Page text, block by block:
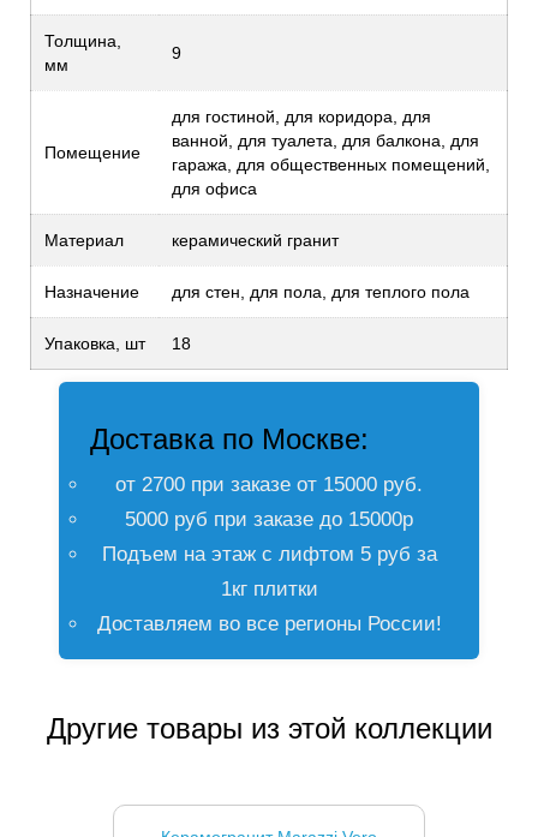
Толщина,
мм
9
Помещение
для гостиной, для коридора, для
ванной, для туалета, для балкона, для
гаража, для общественных помещений,
для офиса
Материал керамический гранит
Назначение для стен, для пола, для теплого пола
Упаковка, шт 18
Доставка по Москве:
от 2700 при заказе от 15000 руб.
5000 руб при заказе до 15000р
Подъем на этаж с лифтом 5 руб за
1кг плитки
Доставляем во все регионы России!
Другие товары из этой коллекции